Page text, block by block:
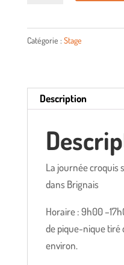
25/09/2026
-
voyage
en
extérieur,
Brignais
Catégorie : Stage
Description
La journée croquis
dans Brignais
Horaire : 9h00
de pique-nique tiré
environ.